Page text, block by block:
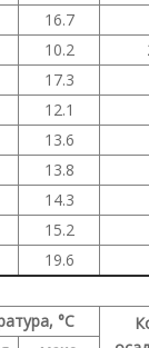
16.7
10.2
17.3
12.1
13.6
13.8
14.3
15.2
19.6
°C